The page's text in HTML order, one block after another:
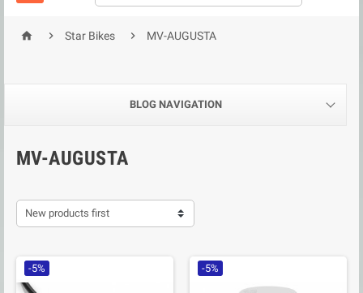
  Star Bikes  MV-AUGUSTA
BLOG NAVIGATION
MV-AUGUSTA
New products first
-5% -5%